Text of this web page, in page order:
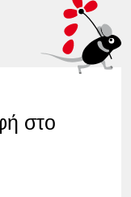
στο